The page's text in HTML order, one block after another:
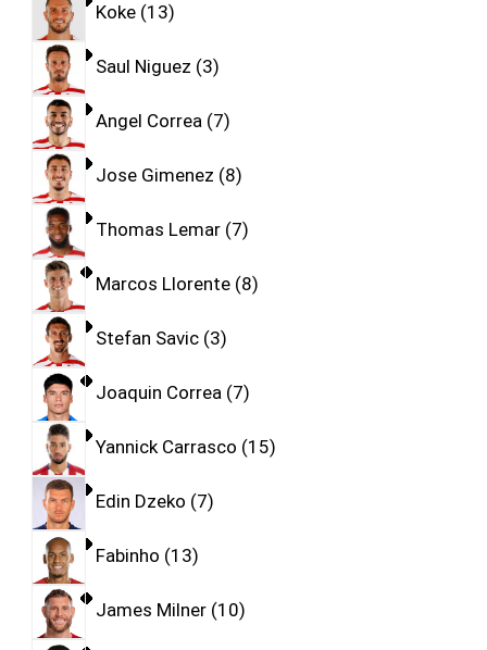
Koke 13
Saul Niguez 3
Angel Correa 7
Jose Gimenez 8
Thomas Lemar 7
Marcos Llorente 8
Stefan Savic 3
Joaquin Correa 7
Yannick Carrasco 15
Edin Dzeko 7
Fabinho 13
James Milner 10